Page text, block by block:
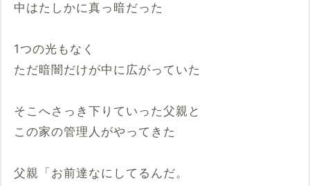
中はたしかに真っ暗だった
1つの光もなく
ただ暗闇だけが中に広がっていた
そこへさっき下りていった父親と
この家の管理人がやってきた
父親「お前達なにしてるんだ。